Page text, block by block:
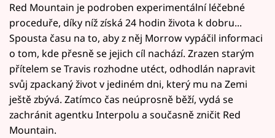
Red Mountain je podroben experimentální léčebné
proceduře, díky níž získá 24 hodin života k dobru...
Spousta času na to, aby z něj Morrow vypáčil informaci
o tom, kde přesně se jejich cíl nachází. Zrazen starým
přítelem se Travis rozhodne utéct, odhodlán napravit
svůj zpackaný život v jediném dni, který mu na Zemi
ještě zbývá. Zatímco čas neúprosně běží, vydá se
zachránit agentku Interpolu a současně zničit Red
Mountain.